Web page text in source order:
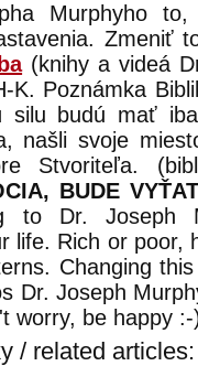
Murphyho
Zmeniť
(knihy a videá
K. Poznámka
silu budú mať
našli svoje
Stvoriteľa.
BUDE
to Dr. Joseph
life. Rich or poor,
Changing
Dr. Joseph
worry, be happy :-
/ related articles: